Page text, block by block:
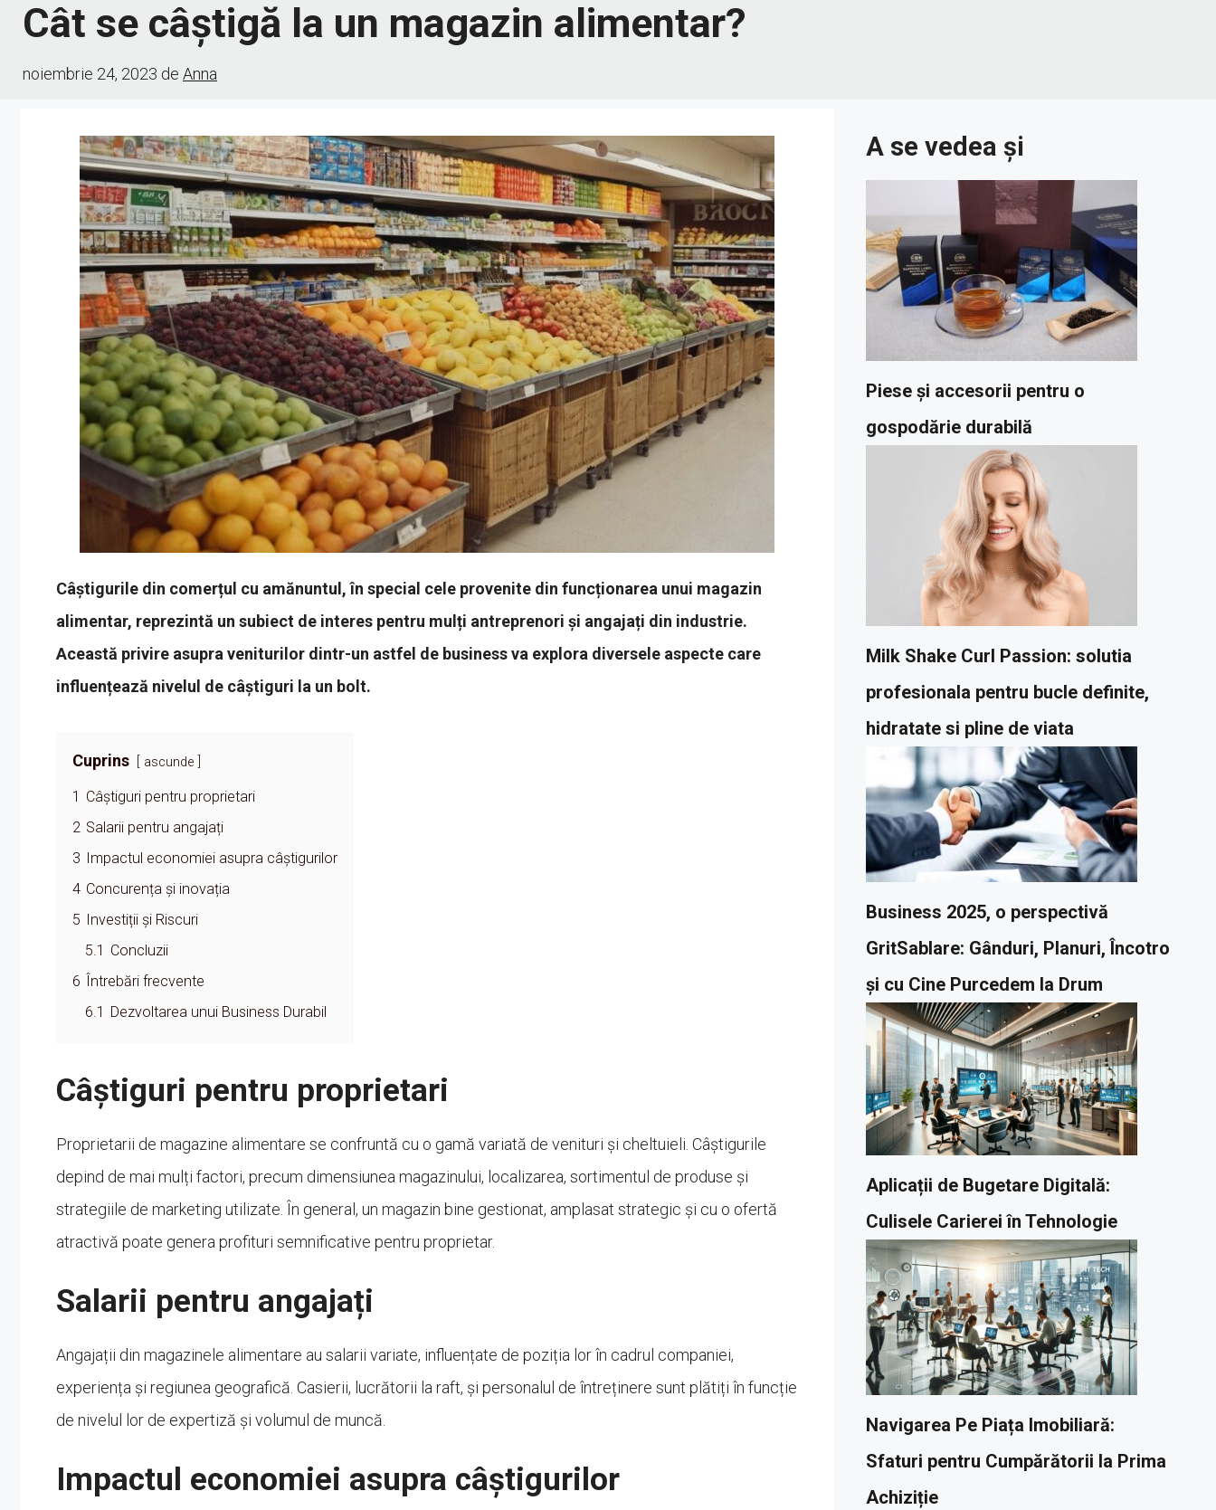
Cât se câștigă la un magazin alimentar?
noiembrie 24, 2023 de Anna
Câștigurile din comerțul cu amănuntul, în special cele provenite din funcționarea unui magazin
alimentar, reprezintă un subiect de interes pentru mulți antreprenori și angajați din industrie.
Această privire asupra veniturilor dintr-un astfel de business va explora diversele aspecte care
influențează nivelul de câștiguri la un bolt.
Cuprins ascunde
1 Câștiguri pentru proprietari
2 Salarii pentru angajați
3 Impactul economiei asupra câștigurilor
4 Concurența și inovația
5 Investiții și Riscuri
5.1 Concluzii
6 Întrebări frecvente
6.1 Dezvoltarea unui Business Durabil
Câștiguri pentru proprietari
Proprietarii de magazine alimentare se confruntă cu o gamă variată de venituri și cheltuieli. Câștigurile
depind de mai mulți factori, precum dimensiunea magazinului, localizarea, sortimentul de produse și
strategiile de marketing utilizate. În general, un magazin bine gestionat, amplasat strategic și cu o ofertă
atractivă poate genera profituri semnificative pentru proprietar.
Salarii pentru angajați
Angajații din magazinele alimentare au salarii variate, influențate de poziția lor în cadrul companiei,
experiența și regiunea geografică. Casierii, lucrătorii la raft, și personalul de întreținere sunt plătiți în funcție
de nivelul lor de expertiză și volumul de muncă.
Impactul economiei asupra câștigurilor
A se vedea și
Piese și accesorii pentru o
gospodărie durabilă
Milk Shake Curl Passion: solutia
profesionala pentru bucle definite,
hidratate si pline de viata
Business 2025, o perspectivă
GritSablare: Gânduri, Planuri, Încotro
și cu Cine Purcedem la Drum
Aplicații de Bugetare Digitală:
Culisele Carierei în Tehnologie
Navigarea Pe Piața Imobiliară:
Sfaturi pentru Cumpărătorii la Prima
Achiziție